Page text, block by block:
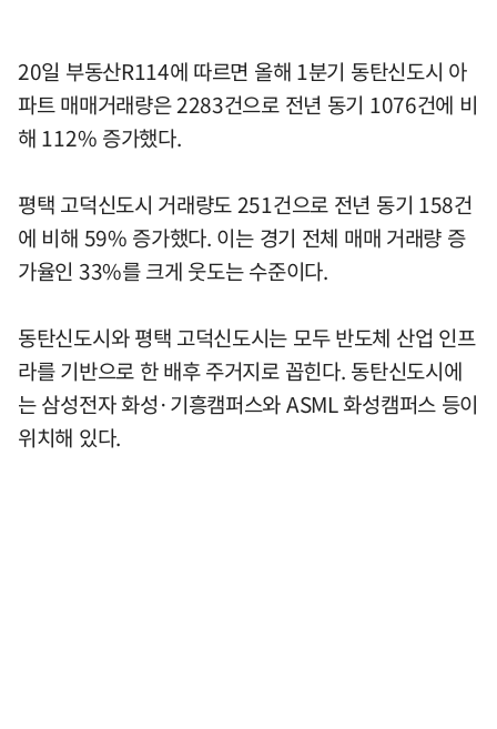
20일 부동산R114에 따르면 올해 1분기 동탄신도시 아
파트 매매거래량은 2283건으로 전년 동기 1076건에 비
해 112% 증가했다.
평택 고덕신도시 거래량도 251건으로 전년 동기 158건
에 비해 59% 증가했다. 이는 경기 전체 매매 거래량 증
가율인 33%를 크게 웃도는 수준이다.
동탄신도시와 평택 고덕신도시는 모두 반도체 산업 인프
라를 기반으로 한 배후 주거지로 꼽힌다. 동탄신도시에
는 삼성전자 화성·기흥캠퍼스와 ASML 화성캠퍼스 등이
위치해 있다.